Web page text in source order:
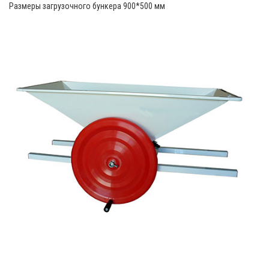
Размеры загрузочного бункера 900*500 мм